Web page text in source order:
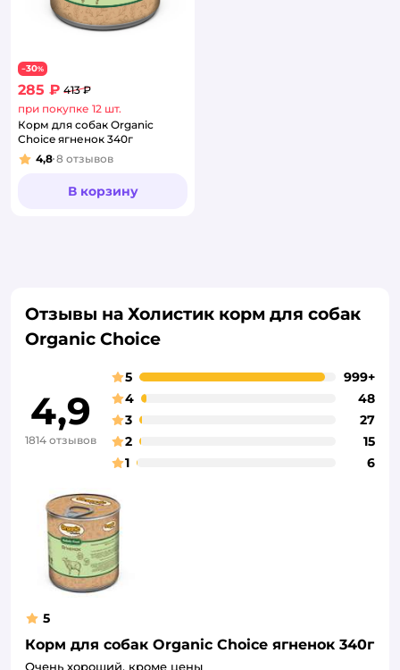
−30%
285 ₽ 413 ₽
при покупке 12 шт.
Корм для собак Organic
Сhoice ягненок 340г
Рейтинг:
4,8 8 отзывов
В корзину
Отзывы на Холистик корм для собак
Organic Сhoice
4,9
1814 отзывов
5
999+
4
48
3
27
2
15
1
6
5
Корм для собак Organic Сhoice ягненок 340г
Очень хороший, кроме цены